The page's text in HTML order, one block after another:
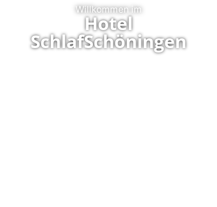
Willkommen im
Hotel
SchlafSchöningen